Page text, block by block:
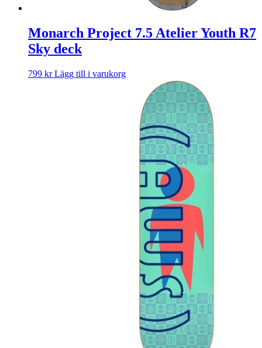
Monarch Project 7.5 Atelier Youth R7
Sky deck
799 kr Lägg till i varukorg